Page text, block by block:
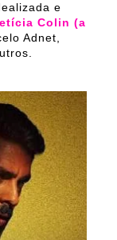
e
Colin (a
Adnet,